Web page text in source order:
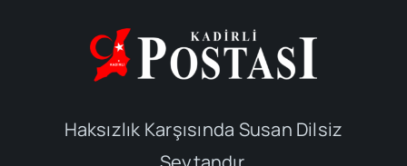
Haksızlık Karşısında Susan Dilsiz